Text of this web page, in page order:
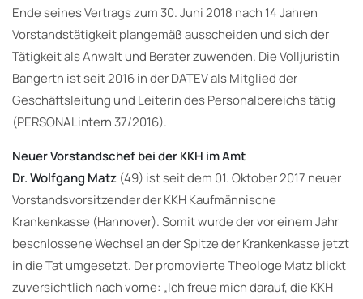
Ende seines Vertrags zum 30. Juni 2018 nach 14 Jahren
Vorstandstätigkeit plangemäß ausscheiden und sich der
Tätigkeit als Anwalt und Berater zuwenden. Die Volljuristin
Bangerth ist seit 2016 in der DATEV als Mitglied der
Geschäftsleitung und Leiterin des Personalbereichs tätig
(PERSONALintern 37/2016).
Neuer Vorstandschef bei der KKH im Amt
Dr. Wolfgang Matz (49) ist seit dem 01. Oktober 2017 neuer
Vorstandsvorsitzender der KKH Kaufmännische
Krankenkasse (Hannover). Somit wurde der vor einem Jahr
beschlossene Wechsel an der Spitze der Krankenkasse jetzt
in die Tat umgesetzt. Der promovierte Theologe Matz blickt
zuversichtlich nach vorne: „Ich freue mich darauf, die KKH